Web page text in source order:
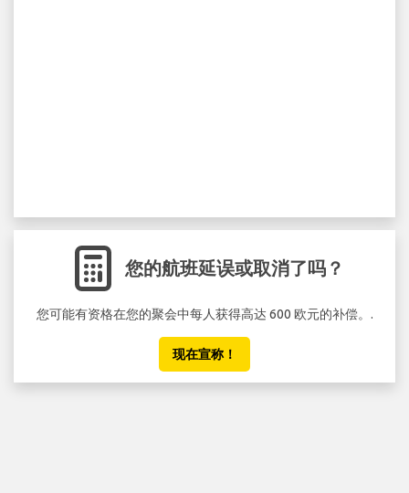
您的航班延误或取消了吗？
您可能有资格在您的聚会中每人获得高达 600 欧元的补偿。.
现在宣称！